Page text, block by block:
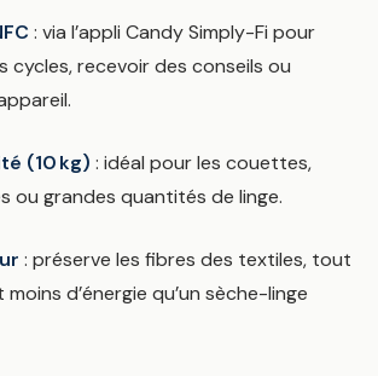
: via l’appli Candy Simply-Fi pour
cycles, recevoir des conseils ou
(10 kg) : idéal pour les couettes,
ou grandes quantités de linge.
: préserve les fibres des textiles, tout
d’énergie qu’un sèche-linge